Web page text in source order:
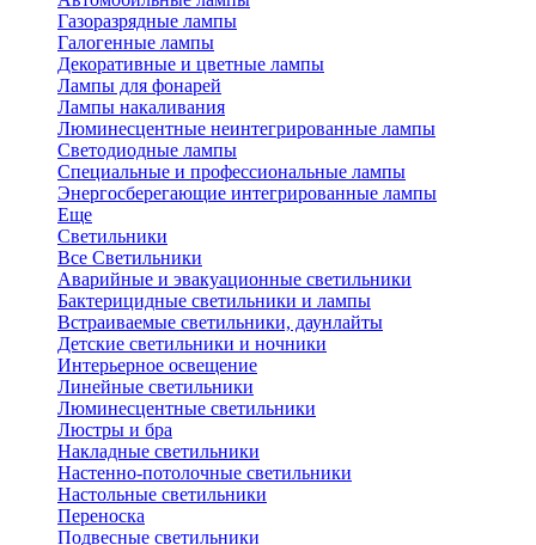
Газоразрядные лампы
Галогенные лампы
Декоративные и цветные лампы
Лампы для фонарей
Лампы накаливания
Люминесцентные неинтегрированные лампы
Светодиодные лампы
Специальные и профессиональные лампы
Энергосберегающие интегрированные лампы
Еще
Светильники
Все Светильники
Аварийные и эвакуационные светильники
Бактерицидные светильники и лампы
Встраиваемые светильники, даунлайты
Детские светильники и ночники
Интерьерное освещение
Линейные светильники
Люминесцентные светильники
Люстры и бра
Накладные светильники
Настенно-потолочные светильники
Настольные светильники
Переноска
Подвесные светильники